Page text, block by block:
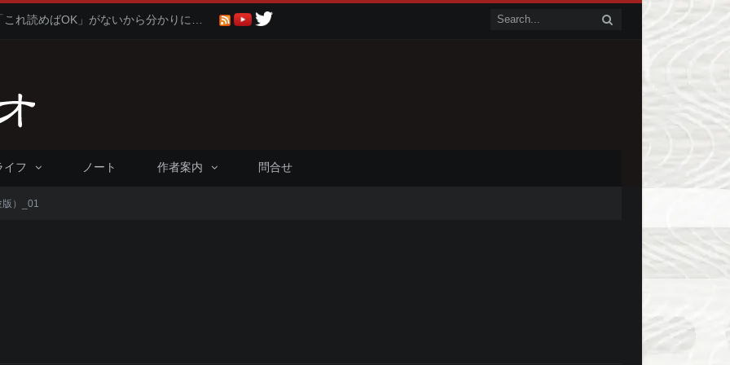
聖書に比べると仏教や神道は「これ読めばOK」がないから分かりにくくないか問題
イフ ノート 作者案内 問合せ
版）_01